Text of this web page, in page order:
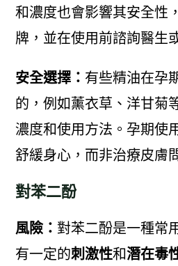
和濃度也會影響其安全性
牌，並在使用前諮詢醫生
安全選擇： 有些精油在孕
的，例如薰衣草、洋甘菊
濃度和使用方法。孕期使
舒緩身心，而非治療皮膚
對苯二酚
風險： 對苯二酚是一種常
有一定的刺激性和潛在毒